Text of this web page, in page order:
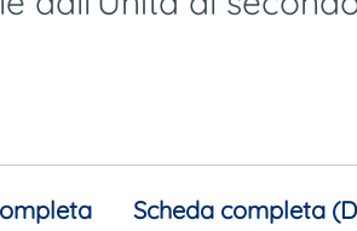
Scheda completa